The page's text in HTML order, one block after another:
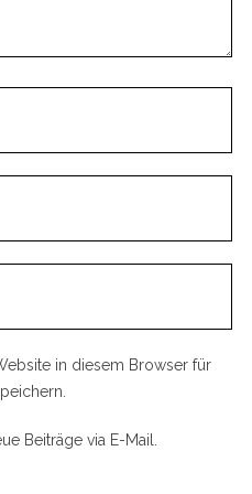
in diesem Browser für
Beiträge via E-Mail.